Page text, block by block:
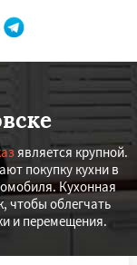
является крупной.
покупку кухни в
Кухонная
чтобы облегчать
и перемещения.